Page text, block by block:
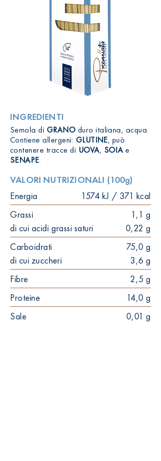
INGREDIENTI
Semola di GRANO duro italiana, acqua.
Contiene allergeni: GLUTINE, può
contenere tracce di UOVA, SOIAe
SENAPE.
VALORI NUTRIZIONALI (100g)
Energia
1574 kJ / 371 kcal
Grassi
1,1 g
di cui acidi grassi saturi
0,22 g
Carboidrati
di cui zuccheri
75,0 g
3,6 g
Fibre
2,5 g
Proteine
14,0 g
Sale
0,01 g